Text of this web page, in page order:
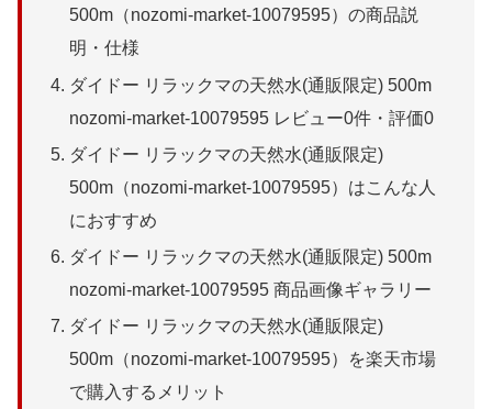
500m（nozomi-market-10079595）の商品説
明・仕様
ダイドー リラックマの天然水(通販限定) 500m
nozomi-market-10079595 レビュー0件・評価0
ダイドー リラックマの天然水(通販限定)
500m（nozomi-market-10079595）はこんな人
におすすめ
ダイドー リラックマの天然水(通販限定) 500m
nozomi-market-10079595 商品画像ギャラリー
ダイドー リラックマの天然水(通販限定)
500m（nozomi-market-10079595）を楽天市場
で購入するメリット